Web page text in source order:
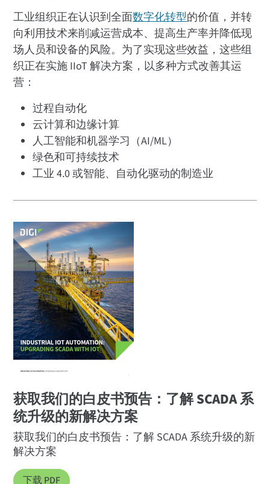
工业组织正在认识到全面数字化转型的价值，并转
向利用技术来削减运营成本、提高生产率并降低现
场人员和设备的风险。为了实现这些效益，这些组
织正在实施 IIoT 解决方案，以多种方式改善其运
营：
过程自动化
云计算和边缘计算
人工智能和机器学习（AI/ML）
绿色和可持续技术
工业 4.0 或智能、自动化驱动的制造业
获取我们的白皮书预告：了解 SCADA 系
统升级的新解决方案
获取我们的白皮书预告：了解 SCADA 系统升级的新
解决方案
下载 PDF